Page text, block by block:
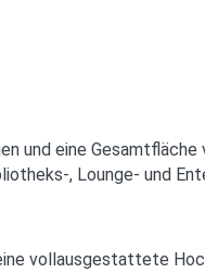
und eine
, Lounge- und
vollausgestattete